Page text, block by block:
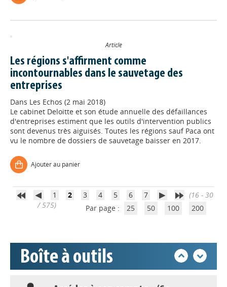
Article
Les régions s'affirment comme
incontournables dans le sauvetage des
entreprises
Dans Les Echos (2 mai 2018)
Le cabinet Deloitte et son étude annuelle des défaillances
d'entreprises estiment que les outils d'intervention publics
sont devenus très aiguisés. Toutes les régions sauf Paca ont
vu le nombre de dossiers de sauvetage baisser en 2017.
Ajouter au panier
1 2 3 4 5 6 7
(16 - 30
/ 575)
Par page : 25 50 100 200
Boîte à outils
Déposer une actu !
Accéder à son compte - (Se
déconnecter)
Base documentaire
Nos veilles Scoop.it
Appels à projets
Accéder à son compte - (Se
déconnecter)